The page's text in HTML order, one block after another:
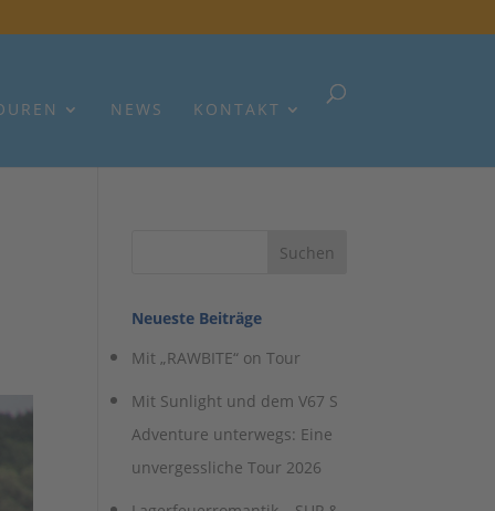
NEWS KONTAKT
Neueste Beiträge
Mit „RAWBITE“ on Tour
Mit Sunlight und dem V67 S
Adventure unterwegs: Eine
unvergessliche Tour 2026